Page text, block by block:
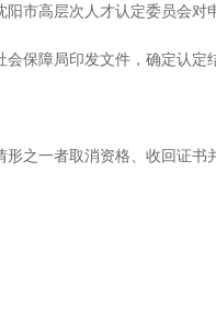
市高层次人才认定委员会对
障局印发文件，确定认定
之一者取消资格、收回证书